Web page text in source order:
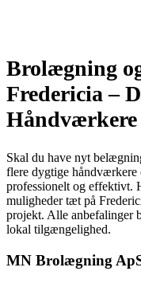
Brolægning
Fredericia –
Håndværkere
Skal du have nyt
flere dygtige
professionelt og effektivt.
muligheder tæt på
projekt. Alle anbefalinger
lokal tilgængelighed.
MN Brolægning